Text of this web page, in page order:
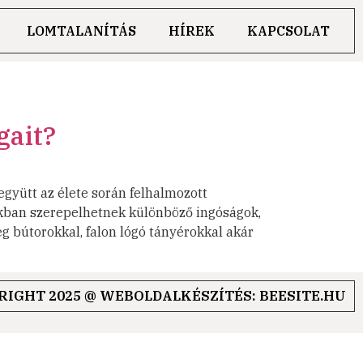
LOMTALANÍTÁS HÍREK KAPCSOLAT
az élete során felhalmozott
szerepelhetnek különböző ingóságok,
bútorokkal, falon lógó tányérokkal akár
2025 @ WEBOLDALKÉSZÍTÉS: BEESITE.HU